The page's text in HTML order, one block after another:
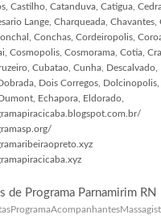
Castilho, Catanduva, Catigua,
Lange, Charqueada, Chavantes,
Conchas, Cordeiropolis,
Cosmopolis, Cosmorama, Cotia,
Cubatao, Cunha,
Dois Corregos, Dolcinopolis,
Echapora, Eldorado,
de Programa Parnamirim RN